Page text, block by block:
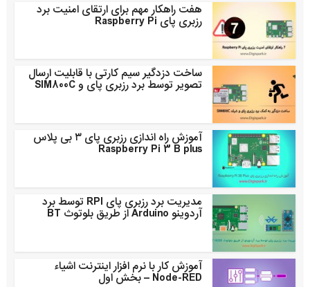
هفت راهکار مهم برای ارتقای امنیت برد
رزبری پای Raspberry Pi
ساخت دزدگیر سیم کارتی با قابلیت ارسال
تصویر توسط برد رزبری پای و SIM800C
آموزش راه اندازی رزبری پای ۳ بی پلاس
Raspberry Pi 3 B plus
مدیریت برد رزبری پای RPI توسط برد
آردوینو Arduino از طریق بلوتوث BT
آموزش کار با نرم افزار اینترنت اشیاء
Node-RED – بخش اول